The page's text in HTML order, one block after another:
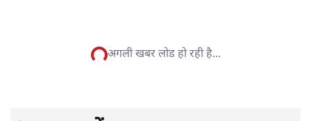
संस्कृति और भाषा पर उनकी दृष्टि गहरी और साफ़ है। उनकी शैली—
सरल भाषा में जटिल प्रश्नों को खोलने की—उन्हें आज के
की और स्टोरी पढ़ें